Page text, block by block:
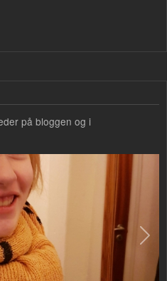
på bloggen og i